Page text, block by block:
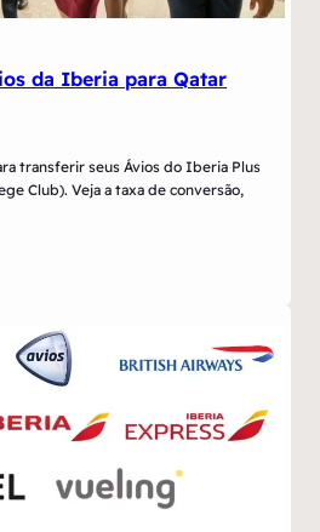
da Iberia para Qatar
transferir seus Ávios do Iberia Plus
Club). Veja a taxa de conversão,